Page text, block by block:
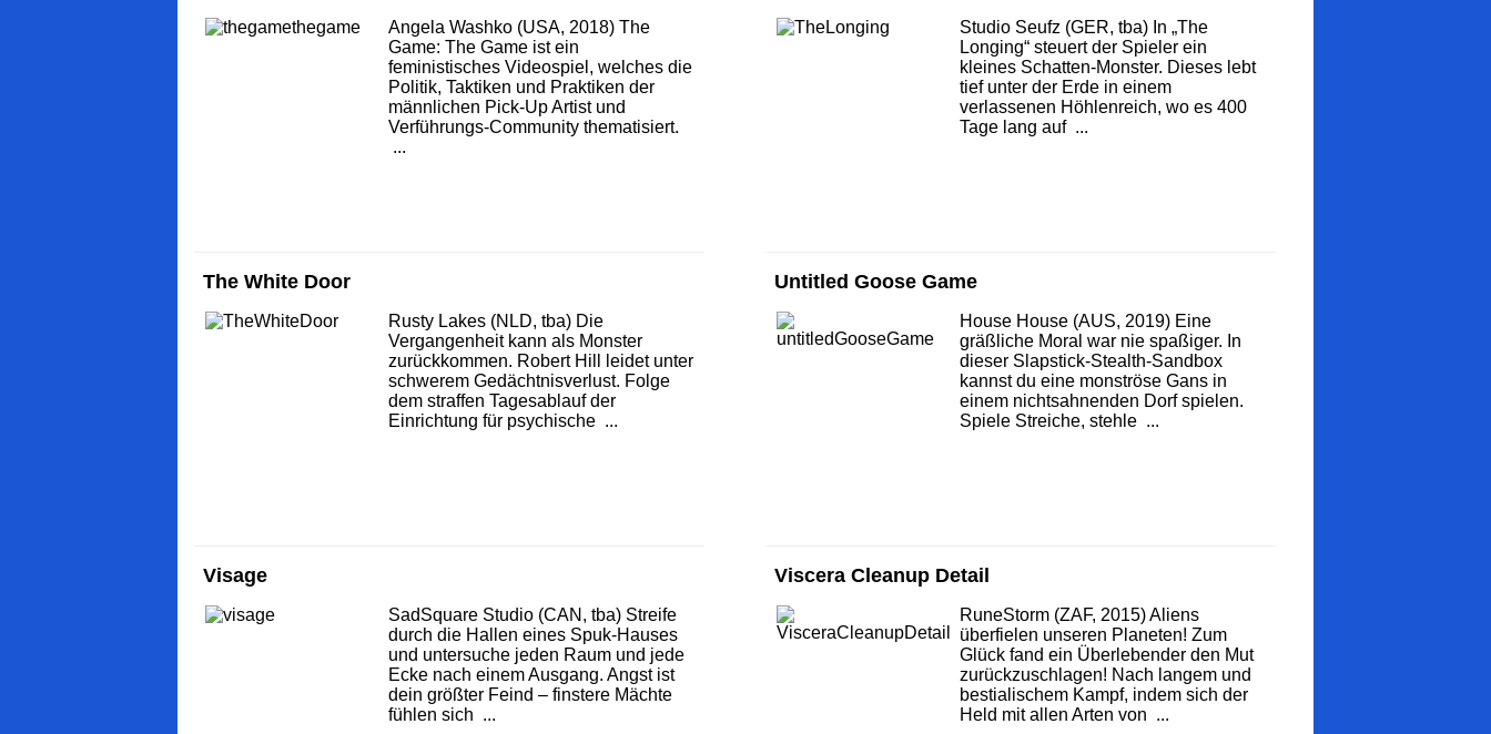
Angela Washko (USA, 2018) The
Game: The Game ist ein
feministisches Videospiel, welches die
Politik, Taktiken und Praktiken der
männlichen Pick-Up Artist und
Verführungs-Community thematisiert.
...
Studio Seufz (GER, tba) In „The
Longing“ steuert der Spieler ein
kleines Schatten-Monster. Dieses lebt
tief unter der Erde in einem
verlassenen Höhlenreich, wo es 400
Tage lang auf ...
The White Door
Rusty Lakes (NLD, tba) Die
Vergangenheit kann als Monster
zurückkommen. Robert Hill leidet unter
schwerem Gedächtnisverlust. Folge
dem straffen Tagesablauf der
Einrichtung für psychische ...
Untitled Goose Game
House House (AUS, 2019) Eine
gräßliche Moral war nie spaßiger. In
dieser Slapstick-Stealth-Sandbox
kannst du eine monströse Gans in
einem nichtsahnenden Dorf spielen.
Spiele Streiche, stehle ...
Visage
SadSquare Studio (CAN, tba) Streife
durch die Hallen eines Spuk-Hauses
und untersuche jeden Raum und jede
Ecke nach einem Ausgang. Angst ist
dein größter Feind – finstere Mächte
fühlen sich ...
Viscera Cleanup Detail
RuneStorm (ZAF, 2015) Aliens
überfielen unseren Planeten! Zum
Glück fand ein Überlebender den Mut
zurückzuschlagen! Nach langem und
bestialischem Kampf, indem sich der
Held mit allen Arten von ...